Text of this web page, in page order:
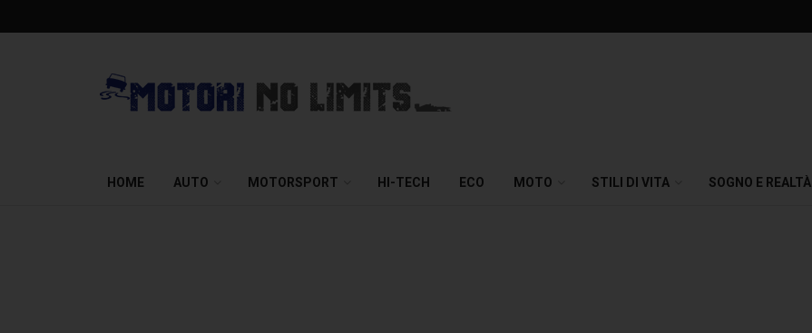
HOME AUTO MOTORSPORT HI-TECH ECO MOTO STILI DI VITA SOGNO E REALTÀ